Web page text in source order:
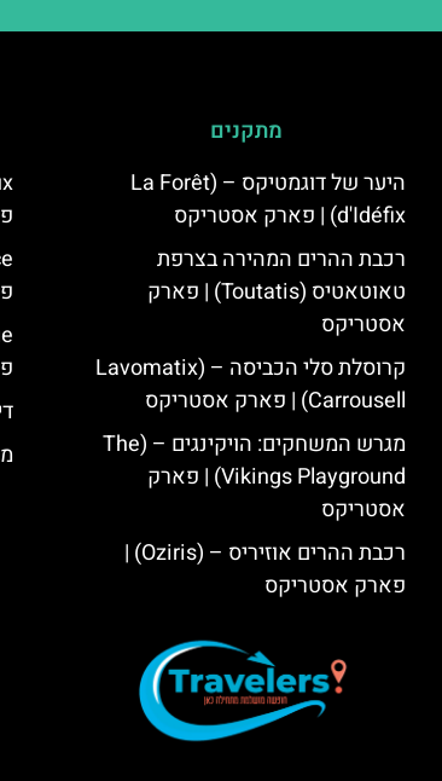
מתקנים
היער של דוגמטיקס – (La Forêt
d'Idéfix) | פארק אסטריקס
רכבת ההרים המהירה בצרפת
טאוטאטיס (Toutatis) | פארק
אסטריקס
קרוסלת סלי הכביסה – (Lavomatix
Carrousell) | פארק אסטריקס
מגרש המשחקים: הויקינגים – (The
Vikings Playground) | פארק
אסטריקס
רכבת ההרים אוזיריס – (Oziris) |
פארק אסטריקס